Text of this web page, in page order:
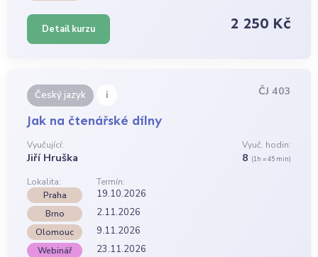
Detail kurzu 2 250 Kč
Český jazyk i ČJ 403
Jak na čtenářské dílny
Vyučující:
Jiří Hruška
Vyuč. hodin:
8 (1h = 45 min)
Lokalita:
Termín:
Praha
19.10.2026
Brno 2.11.2026
Olomouc 9.11.2026
Webinář 23.11.2026